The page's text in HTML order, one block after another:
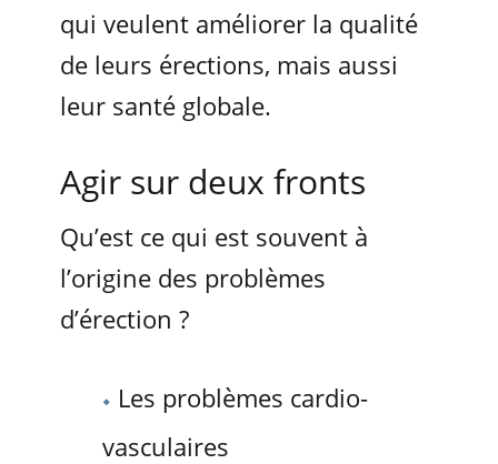
qui veulent améliorer la qualité
de leurs érections, mais aussi
leur santé globale.
Agir sur deux fronts
Qu’est ce qui est souvent à
l’origine des problèmes
d’érection ?
Les problèmes cardio-
vasculaires